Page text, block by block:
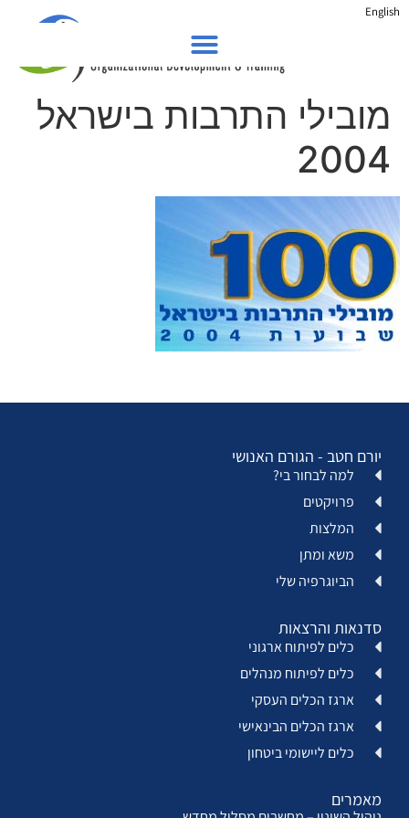
English
מובילי התרבות בישראל
2004
יורם חטב - הגורם האנושי
למה לבחור בי?
פרויקטים
המלצות
משא ומתן
הביוגרפיה שלי
סדנאות והרצאות
כלים לפיתוח ארגוני
כלים לפיתוח מנהלים
ארגז הכלים העסקי
ארגז הכלים הבינאישי
כלים ליישומי ביטחון
מאמרים